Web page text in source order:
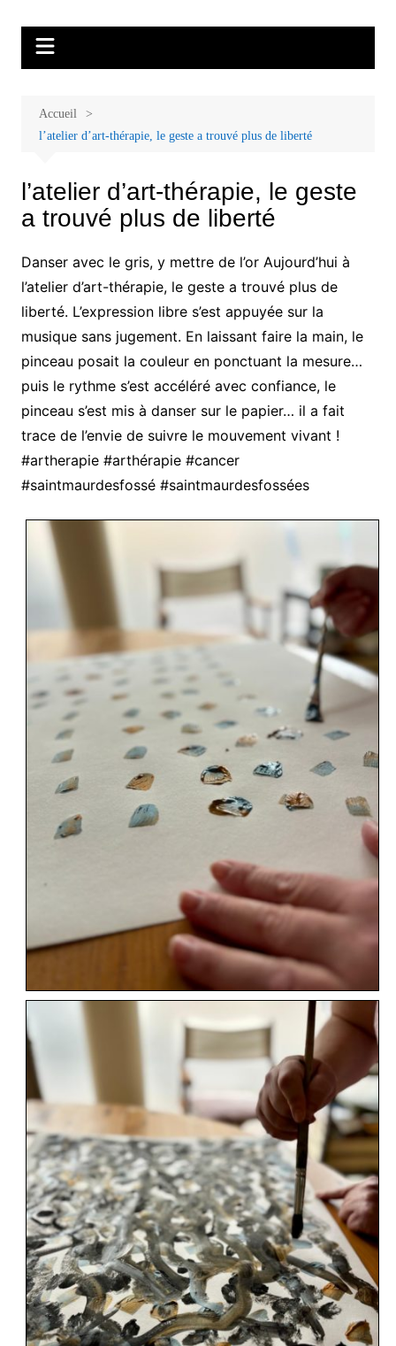
contenu
Malades et proches, Vivre avec et
après le cancer
thérapeutique, sophrologie, sport adapté, art thérapie, musico thérapie…
Accueil
l’atelier d’art-thérapie, le geste a trouvé plus de liberté
l’atelier d’art-thérapie, le geste
a trouvé plus de liberté
Danser avec le gris, y mettre de l’or Aujourd’hui à
l’atelier d’art-thérapie, le geste a trouvé plus de
liberté. L’expression libre s’est appuyée sur la
musique sans jugement. En laissant faire la main, le
pinceau posait la couleur en ponctuant la mesure…
puis le rythme s’est accéléré avec confiance, le
pinceau s’est mis à danser sur le papier… il a fait
trace de l’envie de suivre le mouvement vivant !
#artherapie #arthérapie #cancer
#saintmaurdesfossé #saintmaurdesfossées